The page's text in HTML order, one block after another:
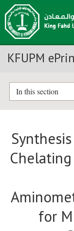
KFUPM
In this section
for